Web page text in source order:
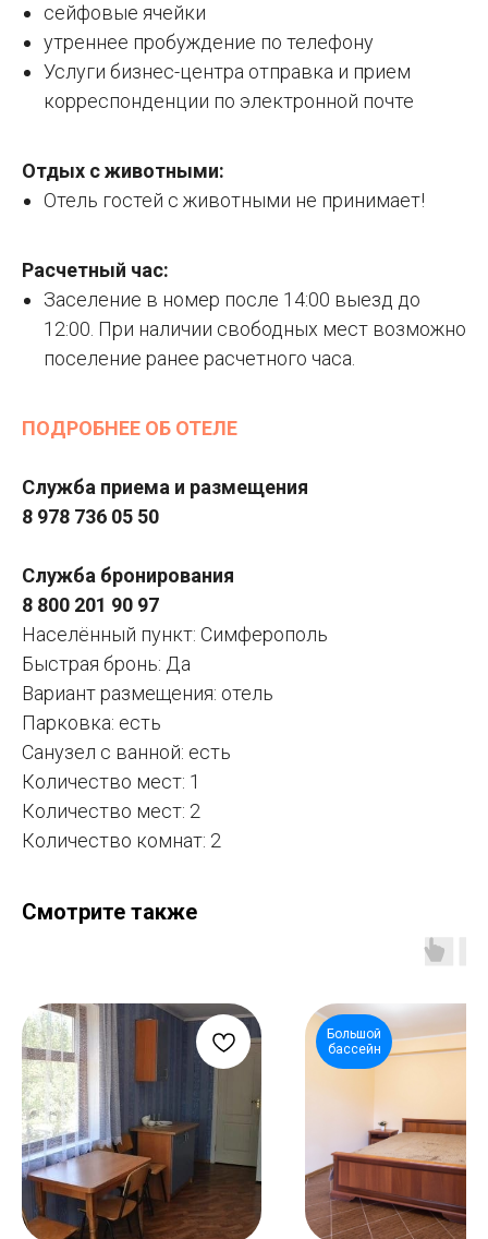
сейфовые ячейки
утреннее пробуждение по телефону
Услуги бизнес-центра отправка и прием
корреспонденции по электронной почте
Отдых с животными:
Отель гостей с животными не принимает!
Расчетный час:
Заселение в номер после 14:00 выезд до
12:00. При наличии свободных мест возможно
поселение ранее расчетного часа.
ПОДРОБНЕЕ ОБ ОТЕЛЕ
Служба приема и размещения
8 978 736 05 50
Служба бронирования
8 800 201 90 97
Населённый пункт: Симферополь
Быстрая бронь: Да
Вариант размещения: отель
Парковка: есть
Санузел с ванной: есть
Количество мест: 1
Количество мест: 2
Количество комнат: 2
Смотрите также
Большой
бассейн